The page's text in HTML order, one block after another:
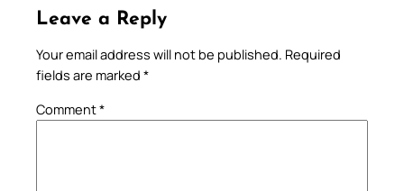
Leave a Reply
Your email address will not be published. Required
fields are marked *
Comment*